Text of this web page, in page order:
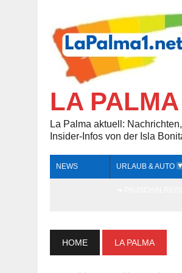
LA
La Palma aktuell:
Insider-Infos von der Isla
NEWS URLAUB & AUTO
HOME LA PALMA